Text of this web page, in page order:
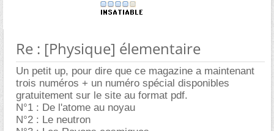
Re : [Physique] élementaire
Un petit up, pour dire que ce magazine a maintenant
trois numéros + un numéro spécial disponibles
gratuitement sur le site au format pdf.
N°1 : De l'atome au noyau
N°2 : Le neutron